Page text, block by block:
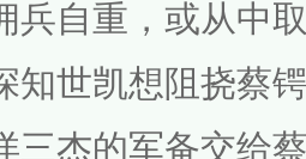
兵自重，或从中
知世凯想阻挠蔡
三杰的军备交给